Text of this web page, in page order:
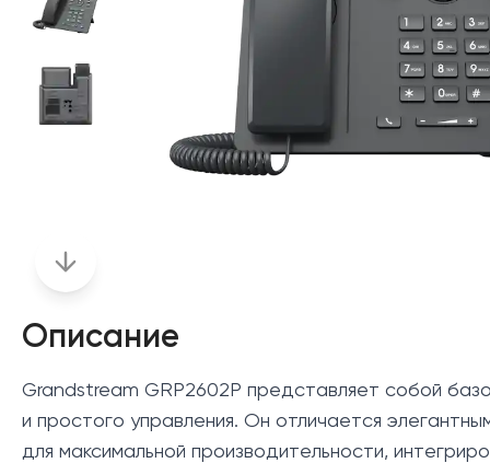
Описание
Grandstream GRP2602P представляет собой
и простого управления. Он отличается
для максимальной производительности,